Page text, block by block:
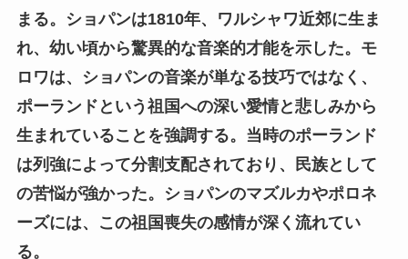
まる。ショパンは1810年、ワルシャワ近郊に生ま
れ、幼い頃から驚異的な音楽的才能を示した。モ
ロワは、ショパンの音楽が単なる技巧ではなく、
ポーランドという祖国への深い愛情と悲しみから
生まれていることを強調する。当時のポーランド
は列強によって分割支配されており、民族として
の苦悩が強かった。ショパンのマズルカやポロネ
ーズには、この祖国喪失の感情が深く流れてい
る。